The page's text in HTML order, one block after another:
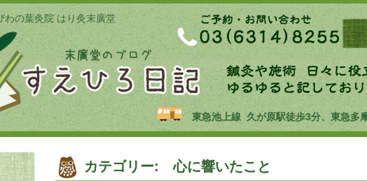
わの葉灸院 はり灸末廣堂
東急池上線 久が原駅徒歩3分、東急多
カテゴリー: 心に響いたこと